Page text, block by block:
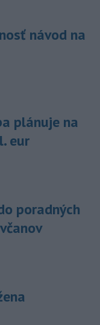
návod na
plánuje na
eur
poradných